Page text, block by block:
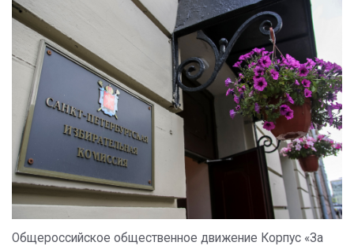
Общероссийское общественное движение Корпус «За